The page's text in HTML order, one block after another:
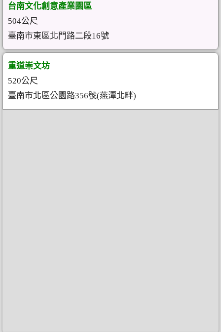
台南文化創意產業園區
504公尺
臺南市東區北門路二段16號
重道崇文坊
520公尺
臺南市北區公園路356號(燕潭北畔)